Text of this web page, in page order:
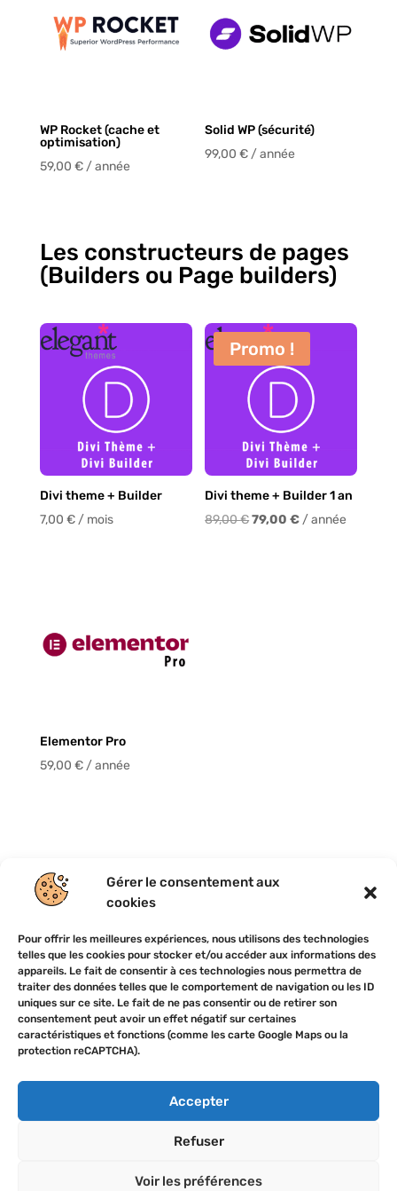
Gérer le consentement aux
cookies
Pour offrir les meilleures expériences, nous utilisons des technologies
telles que les cookies pour stocker et/ou accéder aux informations des
appareils. Le fait de consentir à ces technologies nous permettra de
traiter des données telles que le comportement de navigation ou les ID
uniques sur ce site. Le fait de ne pas consentir ou de retirer son
consentement peut avoir un effet négatif sur certaines
caractéristiques et fonctions (comme les carte Google Maps ou la
protection reCAPTCHA).
Accepter
Refuser
Voir les préférences
WP Rocket (cache et
optimisation)
59,00 € / année
Solid WP (sécurité)
99,00€ / année
Les constructeurs de pages
(Builders ou Page builders)
Divi theme + Builder
7,00 €/ mois
Promo !
Divi theme + Builder 1 an
89,00€Le
79,00€Le
/ année
Elementor Pro
59,00 € / année
Tous droits réservés | TransatLink 2023
CGV - CGU-Politique de confidentialité
Programme d'affiliation-Plan de site